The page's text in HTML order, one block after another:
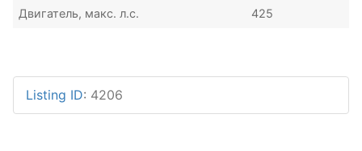
Двигатель, макс. л.с. 425
Listing ID: 4206